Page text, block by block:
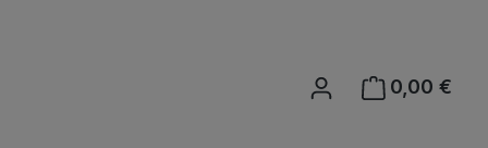
0,00 €